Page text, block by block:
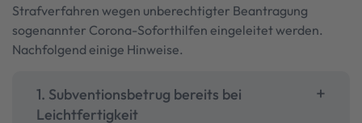
Strafverfahren wegen unberechtigter Beantragung
sogenannter Corona-Soforthilfen eingeleitet werden.
Nachfolgend einige Hinweise.
1. Subventionsbetrug bereits bei
Leichtfertigkeit